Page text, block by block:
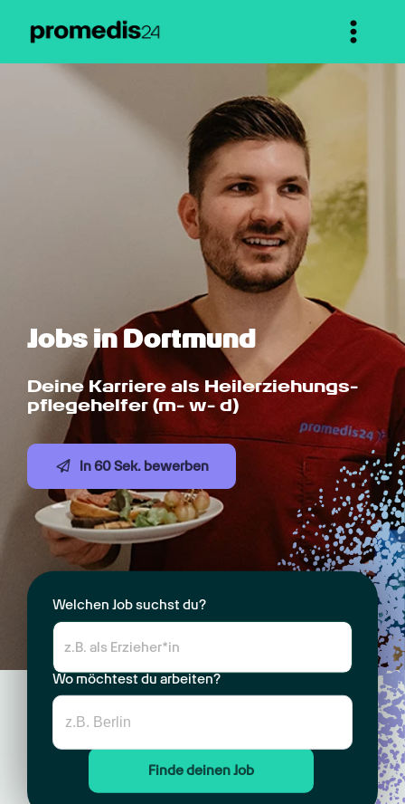
Jobs in Dortmund
Deine Karriere als Heilerziehungs­
pflege­helfer (m- w- d)
In 60 Sek. bewerben
Welchen Job suchst du?
Wo möchtest du arbeiten?
Finde deinen Job